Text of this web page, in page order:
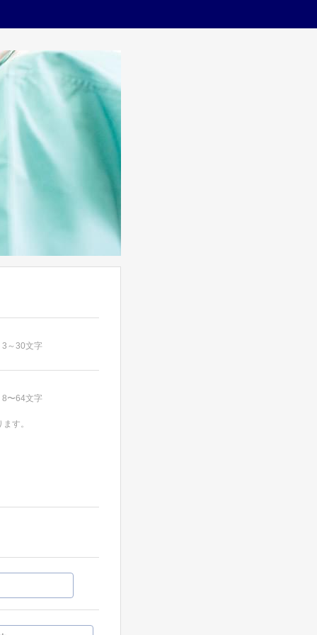
～30文字
〜64文字
す。